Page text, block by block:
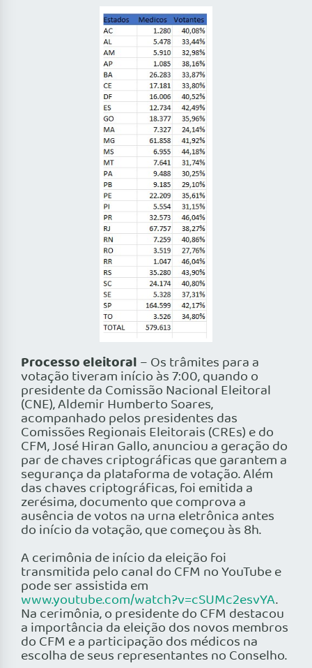
Processo eleitoral – Os trâmites para a
votação tiveram início às 7:00, quando o
presidente da Comissão Nacional Eleitoral
(CNE), Aldemir Humberto Soares,
acompanhado pelos presidentes das
Comissões Regionais Eleitorais (CREs) e do
CFM, José Hiran Gallo, anunciou a geração do
par de chaves criptográficas que garantem a
segurança da plataforma de votação. Além
das chaves criptográficas, foi emitida a
zerésima, documento que comprova a
ausência de votos na urna eletrônica antes
do início da votação, que começou às 8h.
A cerimônia de início da eleição foi
transmitida pelo canal do CFM no YouTube e
pode ser assistida em
www.youtube.com/watch?v=cSUMc2esvYA.
Na cerimônia, o presidente do CFM destacou
a importância da eleição dos novos membros
do CFM e a participação dos médicos na
escolha de seus representantes no Conselho.